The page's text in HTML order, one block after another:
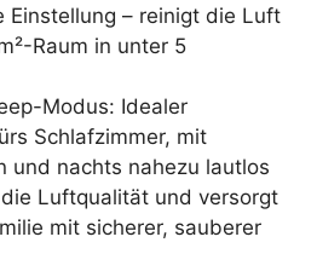
Einstellung – reinigt die Luft
Raum in unter 5
Modus: Idealer
Schlafzimmer, mit
und nachts nahezu lautlos
Luftqualität und versorgt
mit sicherer, sauberer